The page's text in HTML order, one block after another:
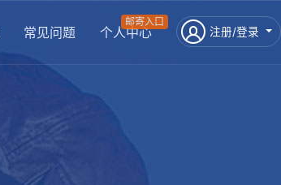
注册/登录
个人中心
邮寄入口
常见问题